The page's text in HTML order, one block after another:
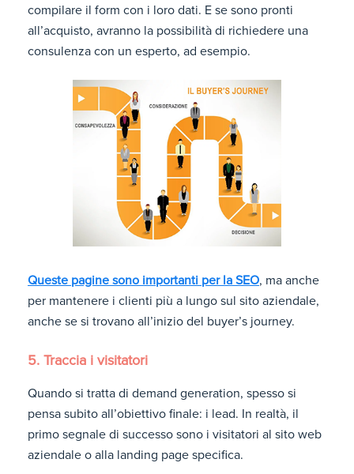
compilare il form con i loro dati. E se sono pronti
all’acquisto, avranno la possibilità di richiedere una
consulenza con un esperto, ad esempio.
Queste pagine sono importanti per la SEO, ma anche
per mantenere i clienti più a lungo sul sito aziendale,
anche se si trovano all’inizio del buyer’s journey.
5. Traccia i visitatori
Quando si tratta di demand generation, spesso si
pensa subito all’obiettivo finale: i lead. In realtà, il
primo segnale di successo sono i visitatori al sito web
aziendale o alla landing page specifica.